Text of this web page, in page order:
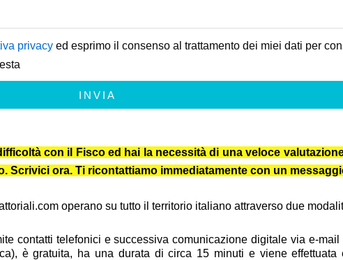
privacy ed esprimo il consenso al trattamento dei miei dati per
INVIA
con il Fisco ed hai la necessità di una veloce
Scrivici ora. Ti ricontattiamo immediatamente con un
operano su tutto il territorio italiano attraverso due
contatti telefonici e successiva comunicazione digitale via e-mail
è gratuita, ha una durata di circa 15 minuti e viene